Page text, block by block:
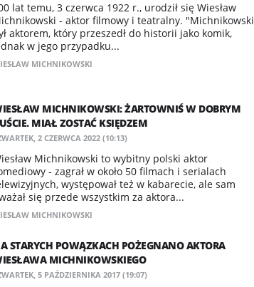
lat temu, 3 czerwca 1922 r., urodził się Wiesław
- aktor filmowy i teatralny. "Michnikowski
aktorem, który przeszedł do historii jako komik,
w jego przypadku...
MICHNIKOWSKI
MICHNIKOWSKI: ŻARTOWNIŚ W DOBRYM
MIAŁ ZOSTAĆ KSIĘDZEM
2 CZERWCA 2022 (10:13)
Michnikowski to wybitny polski aktor
- zagrał w około 50 filmach i serialach
występował też w kabarecie, ale sam
się przede wszystkim za aktora...
MICHNIKOWSKI
STARYCH POWĄZKACH POŻEGNANO AKTORA
MICHNIKOWSKIEGO
5 PAŹDZIERNIKA 2017 (19:07)